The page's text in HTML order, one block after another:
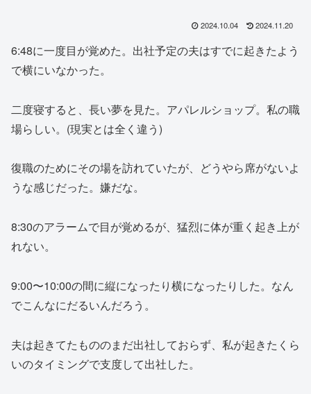
2024.10.04 2024.11.20
6:48に一度目が覚めた。出社予定の夫はすでに起きたよう
で横にいなかった。
二度寝すると、長い夢を見た。アパレルショップ。私の職
場らしい。(現実とは全く違う)
復職のためにその場を訪れていたが、どうやら席がないよ
うな感じだった。嫌だな。
8:30のアラームで目が覚めるが、猛烈に体が重く起き上が
れない。
9:00〜10:00の間に縦になったり横になったりした。なん
でこんなにだるいんだろう。
夫は起きてたもののまだ出社しておらず、私が起きたくら
いのタイミングで支度して出社した。